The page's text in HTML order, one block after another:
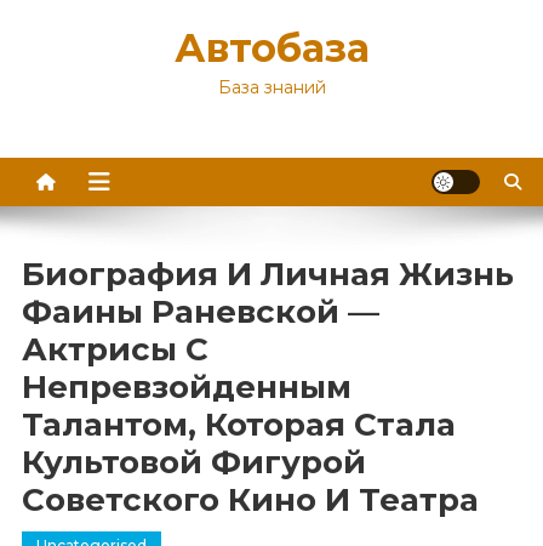
Автобаза
База знаний
Биография И Личная Жизнь
Фаины Раневской —
Актрисы С
Непревзойденным
Талантом, Которая Стала
Культовой Фигурой
Советского Кино И Театра